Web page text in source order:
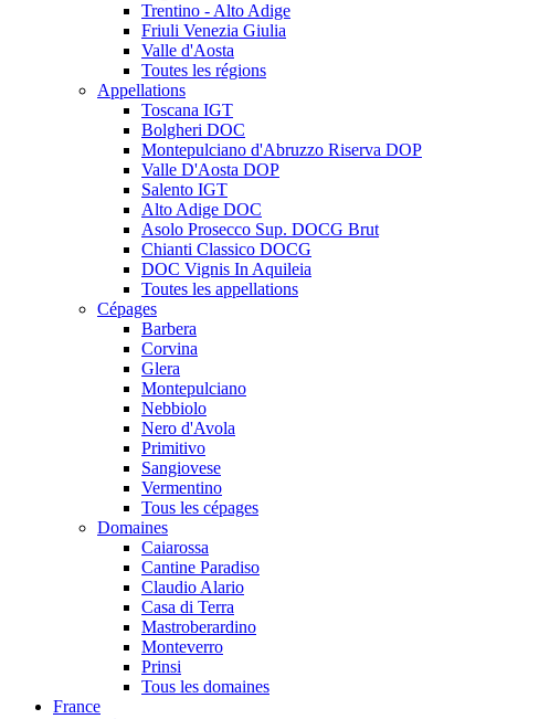
Trentino - Alto Adige
Friuli Venezia Giulia
Valle d'Aosta
Toutes les régions
Appellations
Toscana IGT
Bolgheri DOC
Montepulciano d'Abruzzo Riserva DOP
Valle D'Aosta DOP
Salento IGT
Alto Adige DOC
Asolo Prosecco Sup. DOCG Brut
Chianti Classico DOCG
DOC Vignis In Aquileia
Toutes les appellations
Cépages
Barbera
Corvina
Glera
Montepulciano
Nebbiolo
Nero d'Avola
Primitivo
Sangiovese
Vermentino
Tous les cépages
Domaines
Caiarossa
Cantine Paradiso
Claudio Alario
Casa di Terra
Mastroberardino
Monteverro
Prinsi
Tous les domaines
France